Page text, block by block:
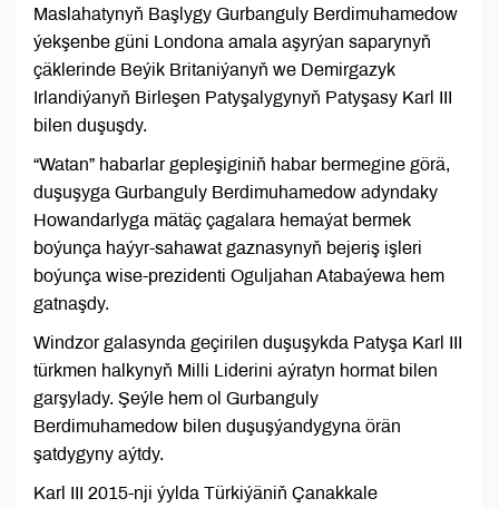
Maslahatynyň Başlygy Gurbanguly Berdimuhamedow
ýekşenbe güni Londona amala aşyrýan saparynyň
çäklerinde Beýik Britaniýanyň we Demirgazyk
Irlandiýanyň Birleşen Patyşalygynyň Patyşasy Karl III
bilen duşuşdy.
“Watan” habarlar gepleşiginiň habar bermegine görä,
duşuşyga Gurbanguly Berdimuhamedow adyndaky
Howandarlyga mätäç çagalara hemaýat bermek
boýunça haýyr-sahawat gaznasynyň bejeriş işleri
boýunça wise-prezidenti Oguljahan Atabaýewa hem
gatnaşdy.
Windzor galasynda geçirilen duşuşykda Patyşa Karl III
türkmen halkynyň Milli Liderini aýratyn hormat bilen
garşylady. Şeýle hem ol Gurbanguly
Berdimuhamedow bilen duşuşýandygyna örän
şatdygyny aýtdy.
Karl III 2015-nji ýylda Türkiýäniň Çanakkale